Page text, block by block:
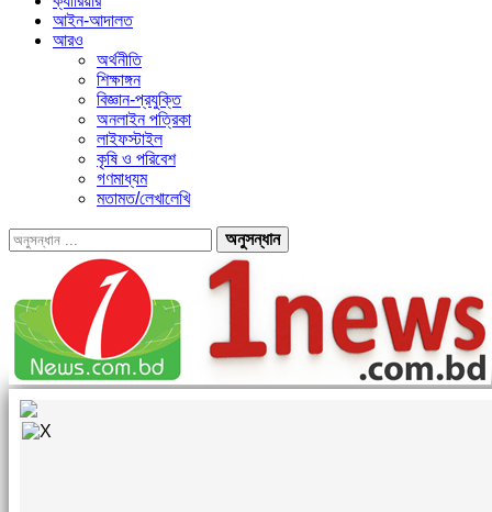
আইন-আদালত
আরও
অর্থনীতি
শিক্ষাঙ্গন
বিজ্ঞান-প্রযুক্তি
অনলাইন পত্রিকা
লাইফস্টাইল
কৃষি ও পরিবেশ
গণমাধ্যম
মতামত/লেখালেখি